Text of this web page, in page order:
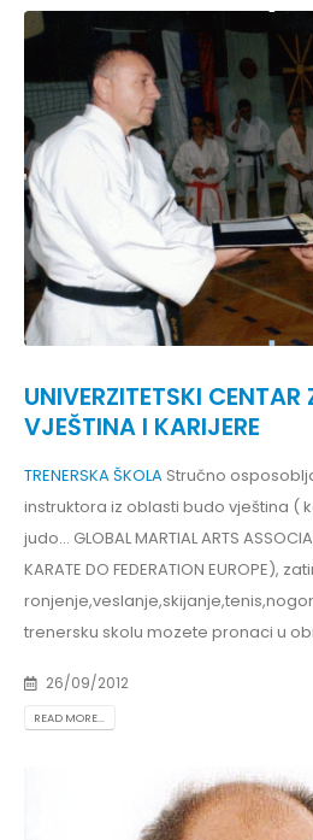
UNIVERZITETSKI
VJEŠTINA I KARIJERE
TRENERSKA ŠKOLA Stručno
instruktora iz oblasti budo vještina (
judo... GLOBAL MARTIAL ARTS
KARATE DO FEDERATION EUROPE),
trenersku skolu mozete pronaci u
26/09/2012
READ MORE...